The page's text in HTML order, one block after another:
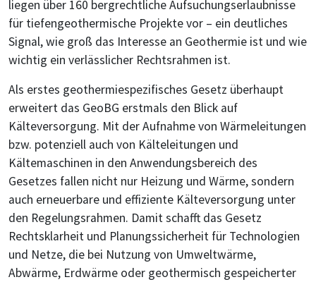
liegen über 160 bergrechtliche Aufsuchungserlaubnisse
für tiefengeothermische Projekte vor – ein deutliches
Signal, wie groß das Interesse an Geothermie ist und wie
wichtig ein verlässlicher Rechtsrahmen ist.
Als erstes geothermiespezifisches Gesetz überhaupt
erweitert das GeoBG erstmals den Blick auf
Kälteversorgung. Mit der Aufnahme von Wärmeleitungen
bzw. potenziell auch von Kälteleitungen und
Kältemaschinen in den Anwendungsbereich des
Gesetzes fallen nicht nur Heizung und Wärme, sondern
auch erneuerbare und effiziente Kälteversorgung unter
den Regelungsrahmen. Damit schafft das Gesetz
Rechtsklarheit und Planungssicherheit für Technologien
und Netze, die bei Nutzung von Umweltwärme,
Abwärme, Erdwärme oder geothermisch gespeicherter